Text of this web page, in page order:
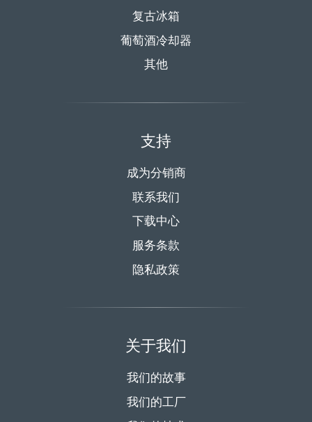
复古冰箱
葡萄酒冷却器
其他
支持
成为分销商
联系我们
下载中心
服务条款
隐私政策
关于我们
我们的故事
我们的工厂